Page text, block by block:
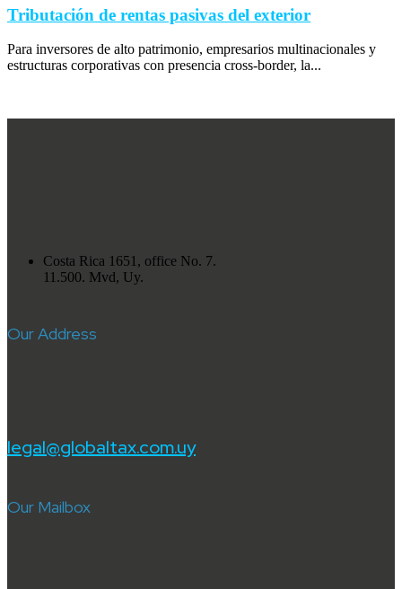
Tributación de rentas pasivas del exterior
Para inversores de alto patrimonio, empresarios multinacionales y
estructuras corporativas con presencia cross-border, la...
Costa Rica 1651, office No. 7.
11.500. Mvd, Uy.
Our Address
legal@globaltax.com.uy
Our Mailbox